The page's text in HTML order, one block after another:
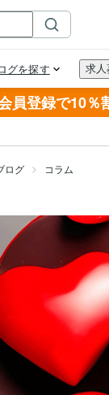
員登録で10％
ログ コラム